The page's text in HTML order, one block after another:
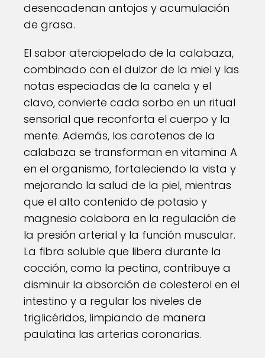
desencadenan antojos y acumulación
de grasa.
El sabor aterciopelado de la calabaza,
combinado con el dulzor de la miel y las
notas especiadas de la canela y el
clavo, convierte cada sorbo en un ritual
sensorial que reconforta el cuerpo y la
mente. Además, los carotenos de la
calabaza se transforman en vitamina A
en el organismo, fortaleciendo la vista y
mejorando la salud de la piel, mientras
que el alto contenido de potasio y
magnesio colabora en la regulación de
la presión arterial y la función muscular.
La fibra soluble que libera durante la
cocción, como la pectina, contribuye a
disminuir la absorción de colesterol en el
intestino y a regular los niveles de
triglicéridos, limpiando de manera
paulatina las arterias coronarias.